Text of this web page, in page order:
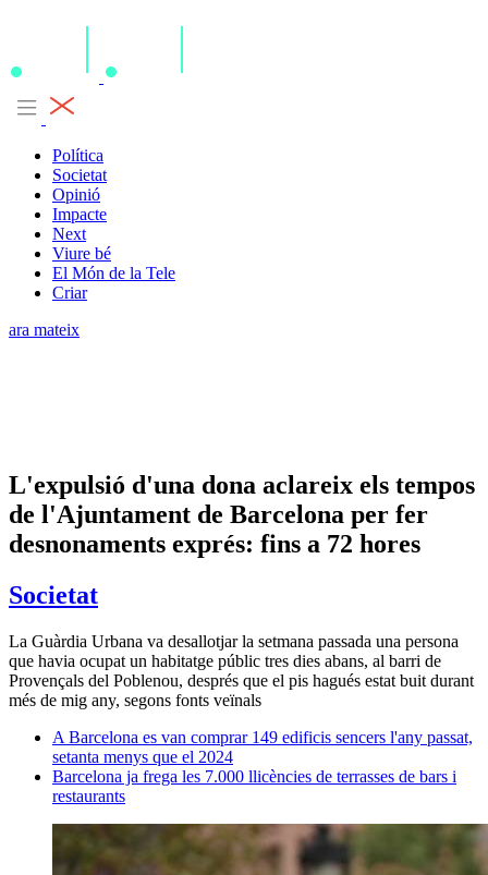
Política
Societat
Opinió
Impacte
Next
Viure bé
El Món de la Tele
Criar
ara mateix
L'expulsió d'una dona aclareix els tempos
de l'Ajuntament de Barcelona per fer
desnonaments exprés: fins a 72 hores
Societat
La Guàrdia Urbana va desallotjar la setmana passada una persona
que havia ocupat un habitatge públic tres dies abans, al barri de
Provençals del Poblenou, després que el pis hagués estat buit durant
més de mig any, segons fonts veïnals
A Barcelona es van comprar 149 edificis sencers l'any passat,
setanta menys que el 2024
Barcelona ja frega les 7.000 llicències de terrasses de bars i
restaurants